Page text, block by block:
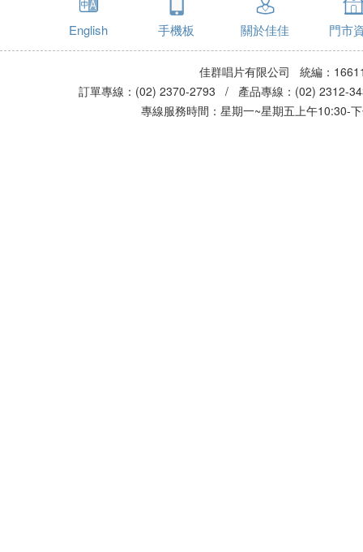
English 手機板 關於佳佳 門市
佳群唱片有限公司 統編：
訂單專線：(02) 2370-2793 / 產品專線：(02)
專線服務時間：星期一~星期五上午10:30-